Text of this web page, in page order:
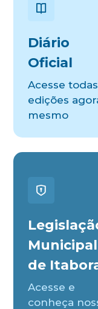
Diário
Oficial
Acesse
edições
mesmo
Municipal
de
Acesse e
conheça